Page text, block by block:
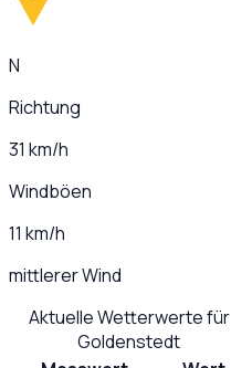
N
Richtung
31 km/h
Windböen
11 km/h
mittlerer Wind
Aktuelle Wetterwerte für
Goldenstedt